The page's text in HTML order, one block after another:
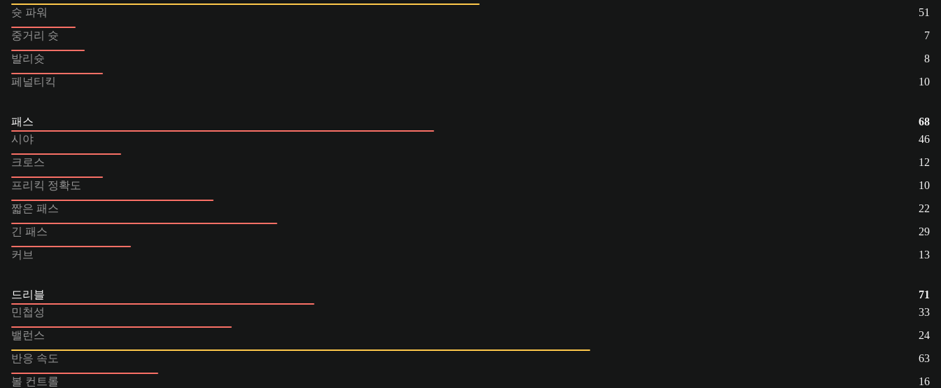
슛 파워
51
중거리 슛
7
발리슛
8
페널티킥
10
패스
68
시야
46
크로스
12
프리킥 정확도
10
짧은 패스
22
긴 패스
29
커브
13
드리블
71
민첩성
33
밸런스
24
반응 속도
63
볼 컨트롤
16